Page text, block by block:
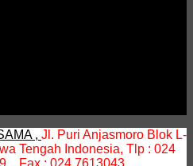
, Jl. Puri Anjasmoro Blok L-
Tengah Indonesia, Tlp : 024
, Fax : 024 7613043